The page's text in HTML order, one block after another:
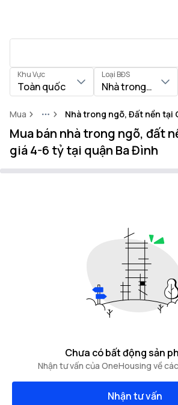
Khu Vực
Toàn quốc
Loại BĐS
Nhà trong ngõ,
Mua MoreNhà trong ngõ, Đất nền tại
Mua bán nhà trong ngõ, đất
giá 4-6 tỷ tại quận Ba Đình
Chưa có bất động sản
Nhận tư vấn của OneHousing về
Nhận tư vấn